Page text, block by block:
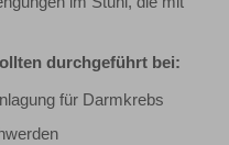
durchgeführt bei:
für Darmkrebs